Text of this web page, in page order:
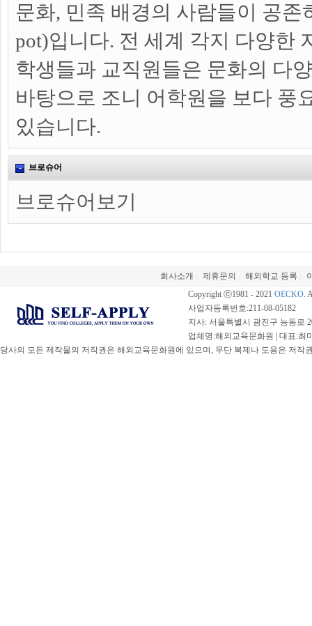
문화, 민족 배경의 사람들이 공존
pot)입니다. 전 세계 각지 다양한
학생들과 교직원들은 문화의 다
바탕으로 조니 어학원을 보다 풍
있습니다.
브로슈어
브로슈어보기
회사소개 제휴문의 해외학교 등록
Copyright ⓒ1981 - 2021 OECKO.
사업자등록번호:211-08-05182
지사: 서울특별시 광진구 능동로
업체명:해외교육문화원 | 대표:최
당사의 모든 제작물의 저작권은 해외교육문화원에 있으며, 무단 복제나 도용은 저